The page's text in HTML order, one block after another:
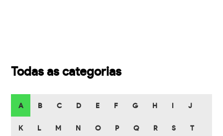
Todas as categorias
A B C D E F G H J
K L M N O P Q R S T